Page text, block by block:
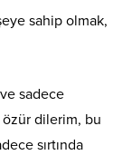
sahip olmak,
sadece
dilerim, bu
sırtında